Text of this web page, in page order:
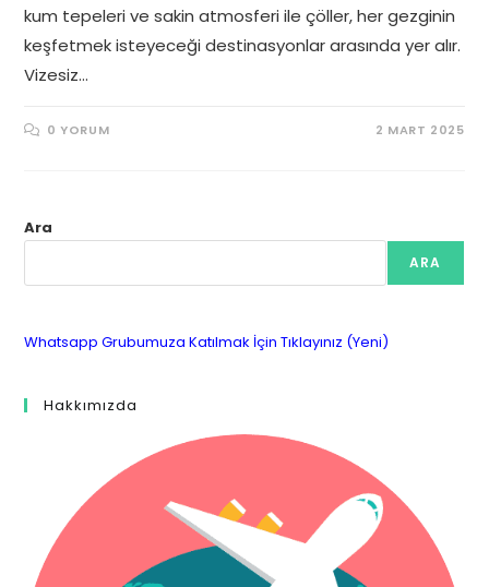
kum tepeleri ve sakin atmosferi ile çöller, her gezginin
keşfetmek isteyeceği destinasyonlar arasında yer alır.
Vizesiz…
0 YORUM 2 MART 2025
Ara
ARA
Whatsapp Grubumuza Katılmak İçin Tıklayınız (Yeni)
Hakkımızda